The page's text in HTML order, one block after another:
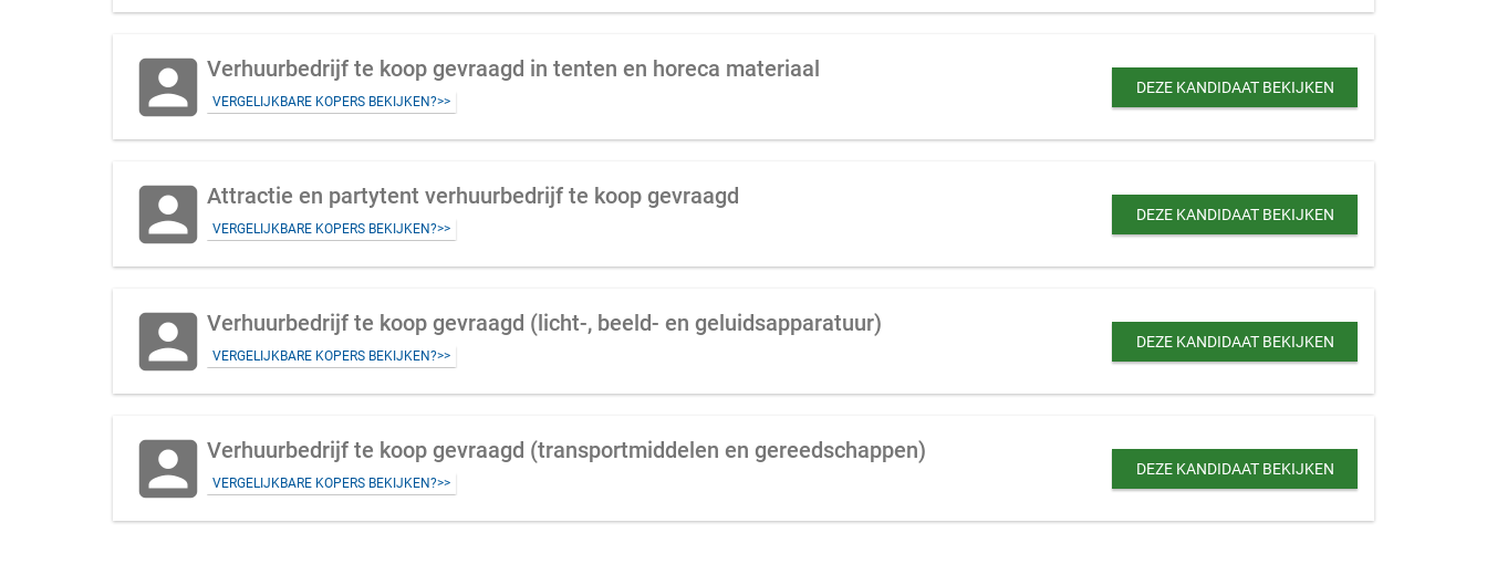
account_box Verhuurbedrijf te koop gevraagd in tenten en horeca materiaal
VERGELIJKBARE KOPERS BEKIJKEN?>>
DEZE KANDIDAAT BEKIJKEN
account_box Attractie en partytent verhuurbedrijf te koop gevraagd
VERGELIJKBARE KOPERS BEKIJKEN?>>
DEZE KANDIDAAT BEKIJKEN
account_box Verhuurbedrijf te koop gevraagd (licht-, beeld- en geluidsapparatuur)
VERGELIJKBARE KOPERS BEKIJKEN?>>
DEZE KANDIDAAT BEKIJKEN
account_box Verhuurbedrijf te koop gevraagd (transportmiddelen en gereedschappen)
VERGELIJKBARE KOPERS BEKIJKEN?>>
DEZE KANDIDAAT BEKIJKEN